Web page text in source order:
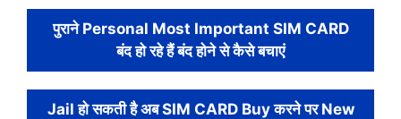
पुराने Personal Most Important SIM CARD
बंद हो रहे हैं बंद होने से कैसे बचाएं
Jail हो सकती है अब SIM CARD Buy करने पर New